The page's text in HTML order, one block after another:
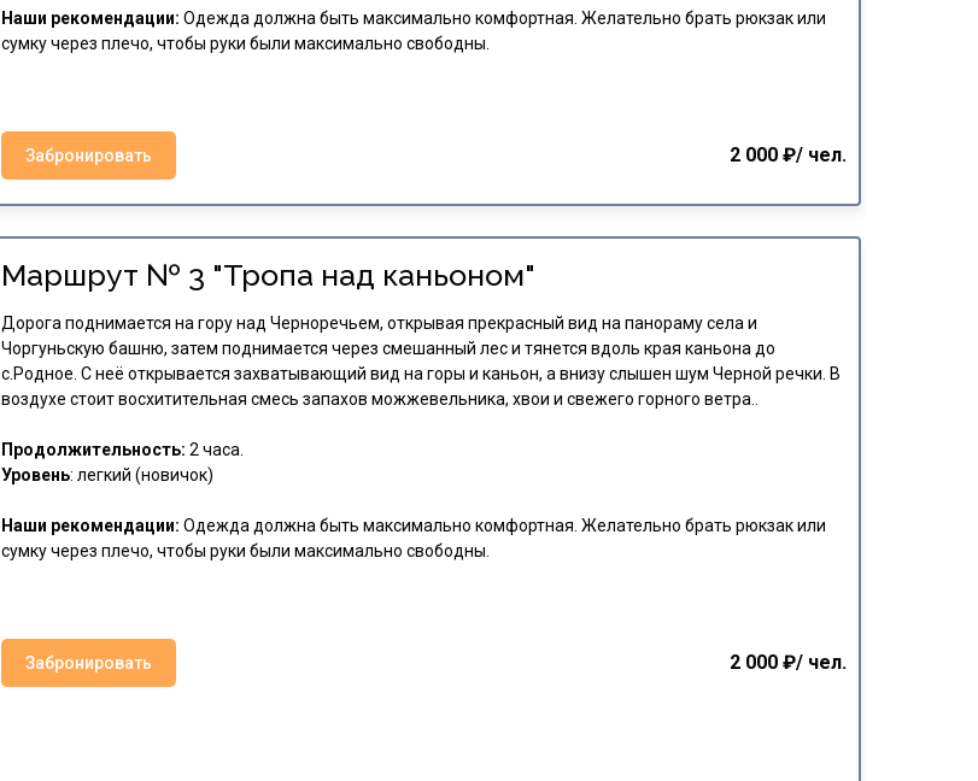
Наши рекомендации: Одежда должна быть максимально комфортная. Желательно брать рюкзак или
сумку через плечо, чтобы руки были максимально свободны.
Забронировать 2 000 ₽/ чел.
Маршрут № 3 "Тропа над каньоном"
Дорога поднимается на гору над Черноречьем, открывая прекрасный вид на панораму села и
Чоргуньскую башню, затем поднимается через смешанный лес и тянется вдоль края каньона до
с.Родное. С неё открывается захватывающий вид на горы и каньон, а внизу слышен шум Черной речки. В
воздухе стоит восхитительная смесь запахов можжевельника, хвои и свежего горного ветра..
Продолжительность: 2 часа.
Уровень: легкий (новичок)
Наши рекомендации: Одежда должна быть максимально комфортная. Желательно брать рюкзак или
сумку через плечо, чтобы руки были максимально свободны.
Забронировать 2 000 ₽/ чел.